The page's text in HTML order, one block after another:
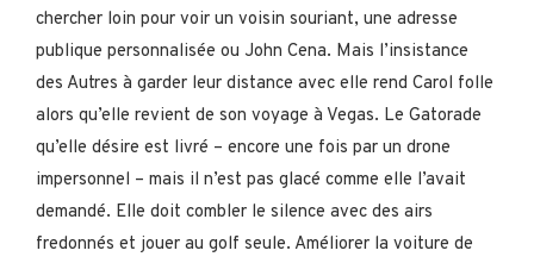
chercher loin pour voir un voisin souriant, une adresse
publique personnalisée ou John Cena. Mais l’insistance
des Autres à garder leur distance avec elle rend Carol folle
alors qu’elle revient de son voyage à Vegas. Le Gatorade
qu’elle désire est livré – encore une fois par un drone
impersonnel – mais il n’est pas glacé comme elle l’avait
demandé. Elle doit combler le silence avec des airs
fredonnés et jouer au golf seule. Améliorer la voiture de